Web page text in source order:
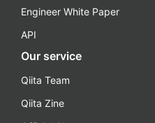
Engineer White Paper
API
Our service
Qiita Team
Qiita Zine